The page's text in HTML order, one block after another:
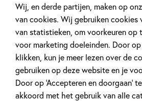
Wij, en derde partijen, maken op
van cookies. Wij gebruiken
van statistieken, om voorkeuren op
voor marketing doeleinden. Door op
klikken, kun je meer lezen over de
gebruiken op deze website en je
Door op ‘Accepteren en doorgaan’
akkoord met het gebruik van alle
Gerelateerde
Kinderpanel